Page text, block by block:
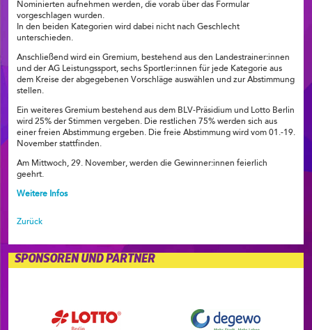
Nominierten aufnehmen werden, die vorab über das Formular
vorgeschlagen wurden.
In den beiden Kategorien wird dabei nicht nach Geschlecht
unterschieden.
Anschließend wird ein Gremium, bestehend aus den Landestrainer:innen
und der AG Leistungssport, sechs Sportler:innen für jede Kategorie aus
dem Kreise der abgegebenen Vorschläge auswählen und zur Abstimmung
stellen.
Ein weiteres Gremium bestehend aus dem BLV-Präsidium und Lotto Berlin
wird 25% der Stimmen vergeben. Die restlichen 75% werden sich aus
einer freien Abstimmung ergeben. Die freie Abstimmung wird vom 01.-19.
November stattfinden.
Am Mittwoch, 29. November, werden die Gewinner:innen feierlich
geehrt.
Weitere Infos
Zurück
SPONSOREN UND PARTNER